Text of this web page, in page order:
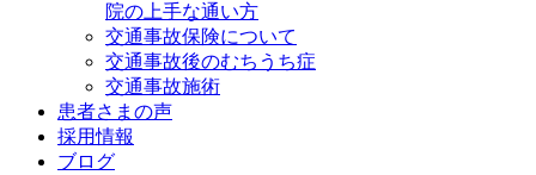
院の上手な通い方
交通事故保険について
交通事故後のむちうち症
交通事故施術
患者さまの声
採用情報
ブログ